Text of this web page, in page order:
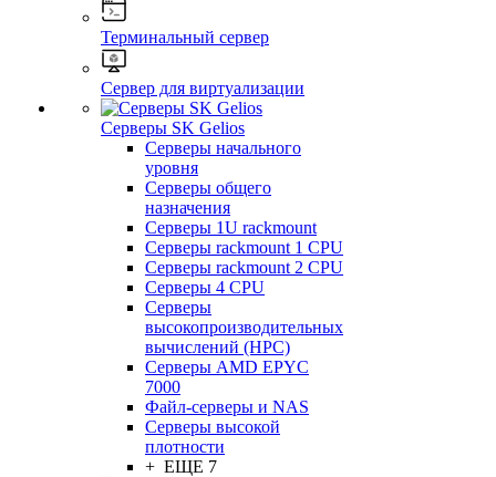
Терминальный сервер
Сервер для виртуализации
Серверы SK Gelios
Серверы начального
уровня
Серверы общего
назначения
Серверы 1U rackmount
Серверы rackmount 1 CPU
Серверы rackmount 2 CPU
Серверы 4 CPU
Серверы
высокопроизводительных
вычислений (HPC)
Серверы AMD EPYC
7000
Файл-серверы и NAS
Серверы высокой
плотности
+ ЕЩЕ 7